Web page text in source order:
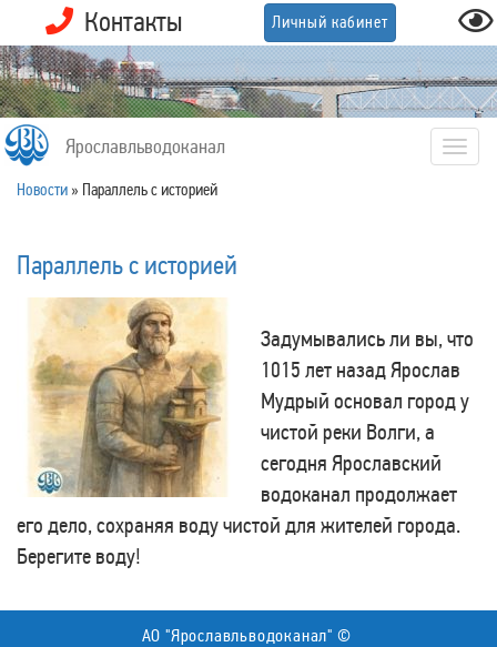
Контакты Личный кабинет
Ярославльводоканал
Новости » Параллель с историей
Параллель с историей
Задумывались ли вы, что
1015 лет назад Ярослав
Мудрый основал город у
чистой реки Волги, а
сегодня Ярославский
водоканал продолжает
его дело, сохраняя воду чистой для жителей города.
Берегите воду!
АО "Ярославльводоканал" ©